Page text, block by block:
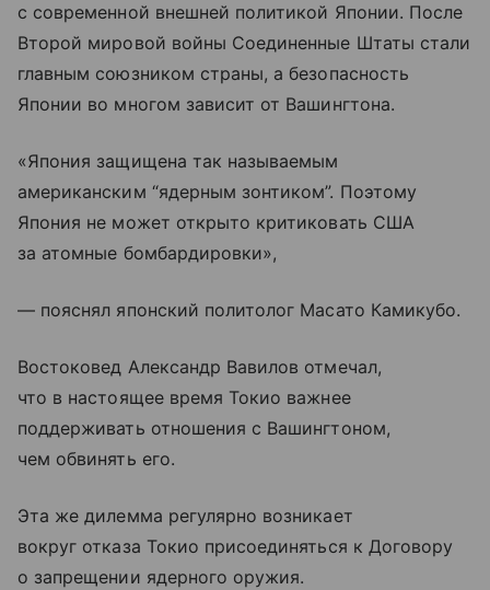
с современной внешней политикой Японии. После
Второй мировой войны Соединенные Штаты стали
главным союзником страны, а безопасность
Японии во многом зависит от Вашингтона.
«Япония защищена так называемым
американским “ядерным зонтиком”. Поэтому
Япония не может открыто критиковать США
за атомные бомбардировки»,
— пояснял японский политолог Масато Камикубо.
Востоковед Александр Вавилов отмечал,
что в настоящее время Токио важнее
поддерживать отношения с Вашингтоном,
чем обвинять его.
Эта же дилемма регулярно возникает
вокруг отказа Токио присоединяться к Договору
о запрещении ядерного оружия.